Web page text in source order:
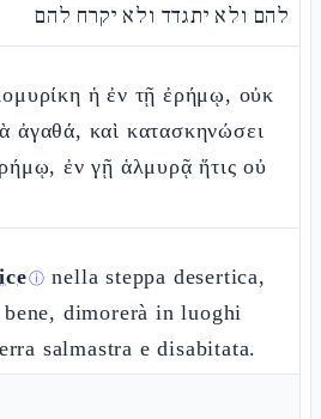
להם ולא יתגדד ולא יקרח להם
ἡ ἐν τῇ ἐρήμῳ, οὐκ
ἀγαθά, καὶ κατασκηνώσει
ἐν γῇ ἁλμυρᾷ ἥτις οὐ
ⓘ nella steppa desertica,
dimorerà in luoghi
salmastra e disabitata.